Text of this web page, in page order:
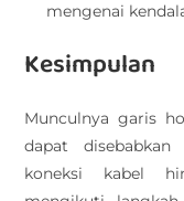
mengenai
Kesimpulan
Munculnya garis
dapat
koneksi kabel